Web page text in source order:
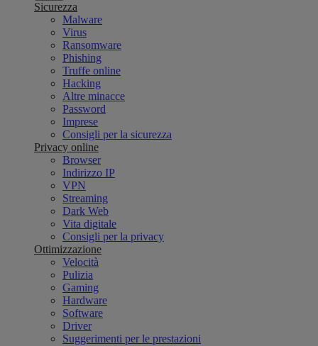
Sicurezza
Malware
Virus
Ransomware
Phishing
Truffe online
Hacking
Altre minacce
Password
Imprese
Consigli per la sicurezza
Privacy online
Browser
Indirizzo IP
VPN
Streaming
Dark Web
Vita digitale
Consigli per la privacy
Ottimizzazione
Velocità
Pulizia
Gaming
Hardware
Software
Driver
Suggerimenti per le prestazioni